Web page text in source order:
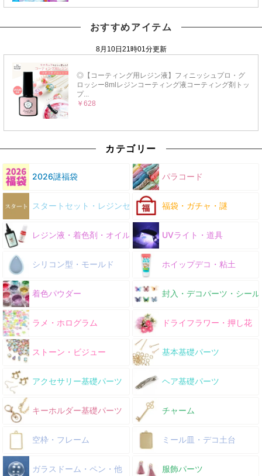
おすすめアイテム
カテゴリー
2026謎福袋 パラコード
スタートセット・レジンセット 福袋・ガチャ・謎
レジン液・着色剤・オイル UVライト・道具
シリコン型・モールド ホイップデコ・粘土
着色パウダー 封入・デコパーツ・シール
ラメ・ホログラム ドライフラワー・押し花
ストーン・ビジュー 基本基礎パーツ
アクセサリー基礎パーツ ヘア基礎パーツ
キーホルダー基礎パーツ チャーム
空枠・フレーム ミール皿・デコ土台
ガラスドーム・ペン・他 服飾パーツ